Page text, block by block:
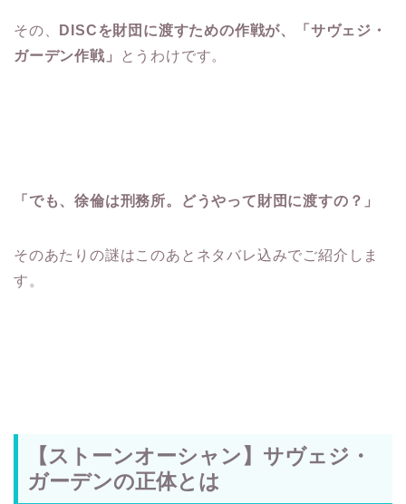
その、
DISCを財団に渡すための作戦が、「サヴェジ・
ガーデン作戦」
とうわけです。
「でも、徐倫は刑務所。どうやって財団に渡すの？」
そのあたりの謎はこのあとネタバレ込みでご紹介しま
す。
【ストーンオーシャン】サヴェジ・
ガーデンの正体とは